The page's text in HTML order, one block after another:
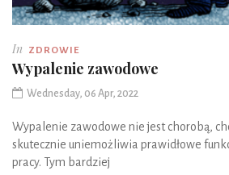
In ZDROWIE
Wypalenie zawodowe
Wednesday, 06 Apr, 2022
Wypalenie zawodowe nie jest chorobą,
skutecznie uniemożliwia prawidłowe
pracy. Tym bardziej